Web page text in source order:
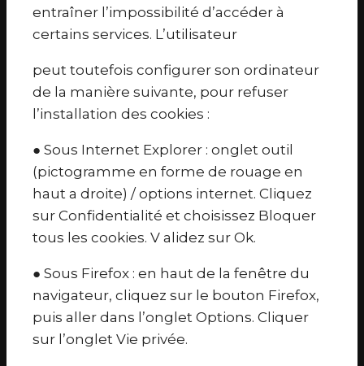
entraîner l’impossibilité d’accéder à
certains services. L’utilisateur
peut toutefois configurer son ordinateur
de la manière suivante, pour refuser
l’installation des cookies :
● Sous Internet Explorer : onglet outil
(pictogramme en forme de rouage en
haut a droite) / options internet. Cliquez
sur Confidentialité et choisissez Bloquer
tous les cookies. V alidez sur Ok.
● Sous Firefox : en haut de la fenêtre du
navigateur, cliquez sur le bouton Firefox,
puis aller dans l’onglet Options. Cliquer
sur l’onglet Vie privée.